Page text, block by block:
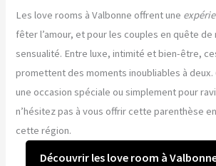
Les love rooms à Valbonne offrent une
fêter l’amour, et pour les couples en quête
sensualité. Entre luxe, intimité et bien-être,
promettent des moments inoubliables à
une occasion spéciale ou simplement pour
n’hésitez pas à vous offrir cette parenthèse
cette région.
Découvrir les love room à